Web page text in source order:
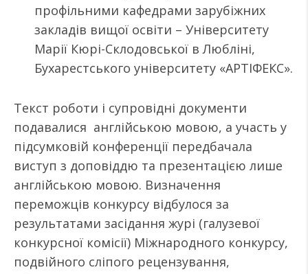
профільними кафедрами зарубіжних
закладів вищої освіти – Університету
Марії Кюрі-Склодовської в Любліні,
Бухарестського університету «АРТІФЕКС».
Текст роботи і супровідні документи
подавалися англійською мовою, а участь у
підсумковій конференції передбачала
виступ з доповіддю та презентацією лише
англійською мовою. Визначення
переможців конкурсу відбулося за
результатами засідання журі (галузевої
конкурсної комісії) Міжнародного конкурсу,
подвійного сліпого рецензування,